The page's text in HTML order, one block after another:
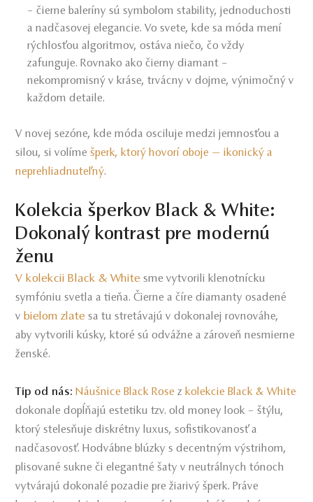
– čierne baleríny sú symbolom stability, jednoduchosti
a nadčasovej elegancie. Vo svete, kde sa móda mení
rýchlosťou algoritmov, ostáva niečo, čo vždy
zafunguje. Rovnako ako čierny diamant –
nekompromisný v kráse, trvácny v dojme, výnimočný v
každom detaile.
V novej sezóne, kde móda osciluje medzi jemnosťou a
silou, si volímešperk, ktorý hovorí oboje — ikonický a
neprehliadnuteľný.
Kolekcia šperkov Black & White:
Dokonalý kontrast pre modernú
ženu
V kolekcii Black & White sme vytvorili klenotnícku
symfóniu svetla a tieňa. Čierne a číre diamanty osadené
v bielom zlate sa tu stretávajú v dokonalej rovnováhe,
aby vytvorili kúsky, ktoré sú odvážne a zároveň nesmierne
ženské.
Tip od nás: Náušnice Black Rose z kolekcie Black & White
dokonale dopĺňajú estetiku tzv. old money look – štýlu,
ktorý stelesňuje diskrétny luxus, sofistikovanosť a
nadčasovosť. Hodvábne blúzky s decentným výstrihom,
plisované sukne či elegantné šaty v neutrálnych tónoch
vytvárajú dokonalé pozadie pre žiarivý šperk. Práve